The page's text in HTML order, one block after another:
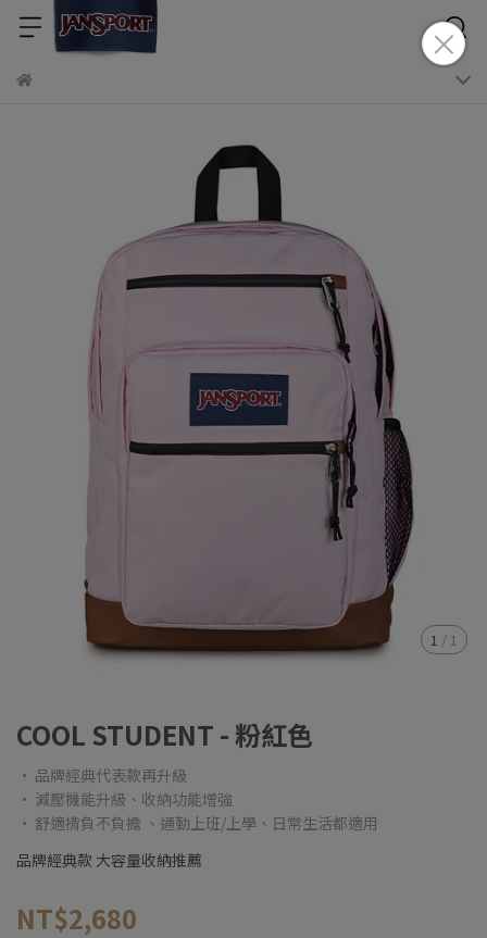
1 / 1
COOL STUDENT - 粉紅色
• 品牌經典代表款再升級
• 減壓機能升級、收納功能增強
• 舒適揹負不負擔 、通勤上班/上學、日常生活都適用
品牌經典款 大容量收納推薦
NT$2,680